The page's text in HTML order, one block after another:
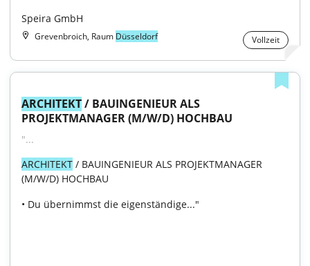
Speira GmbH
Grevenbroich, Raum Düsseldorf Vollzeit
ARCHITEKT / BAUINGENIEUR ALS
PROJEKTMANAGER (M/W/D) HOCHBAU
"...
ARCHITEKT / BAUINGENIEUR ALS PROJEKTMANAGER
(M/W/D) HOCHBAU
• Du übernimmst die eigenständige..."